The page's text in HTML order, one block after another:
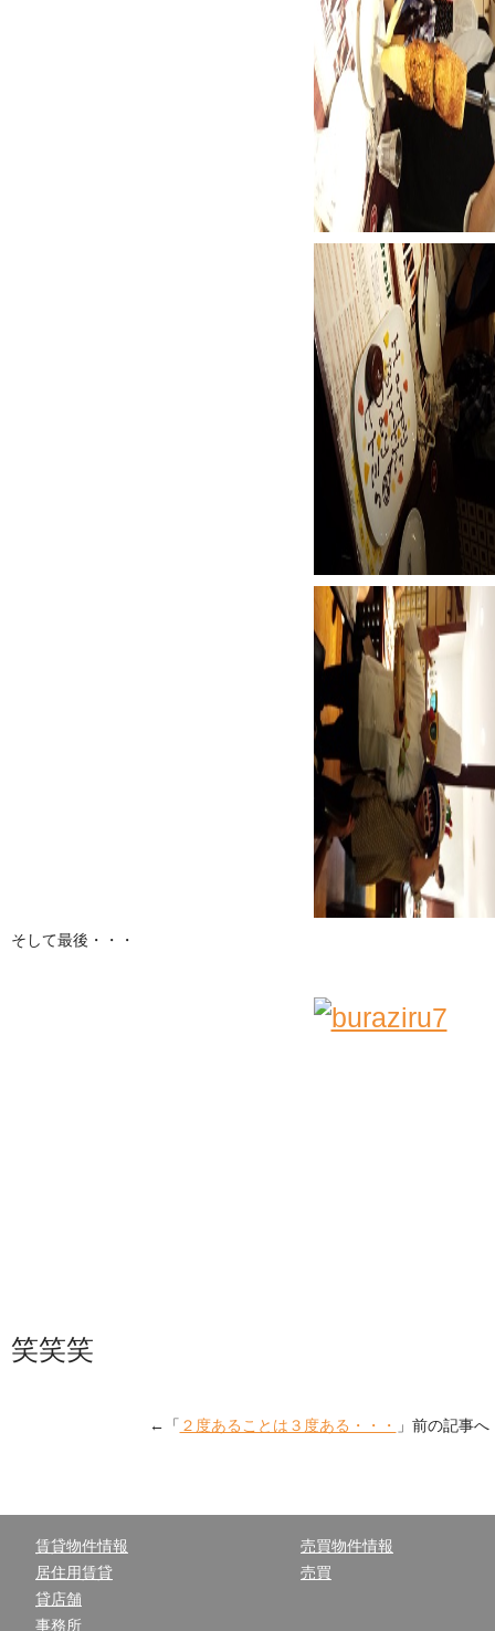
そして最後・・・
笑笑笑
←「 ２度あることは３度ある・・・ 」前の記事
賃貸物件情報
居住用賃貸
貸店舗
事務所
売買物件情報
売買